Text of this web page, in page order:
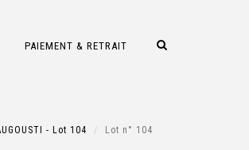
PAIEMENT & RETRAIT
- Lot 104 Lot n° 104